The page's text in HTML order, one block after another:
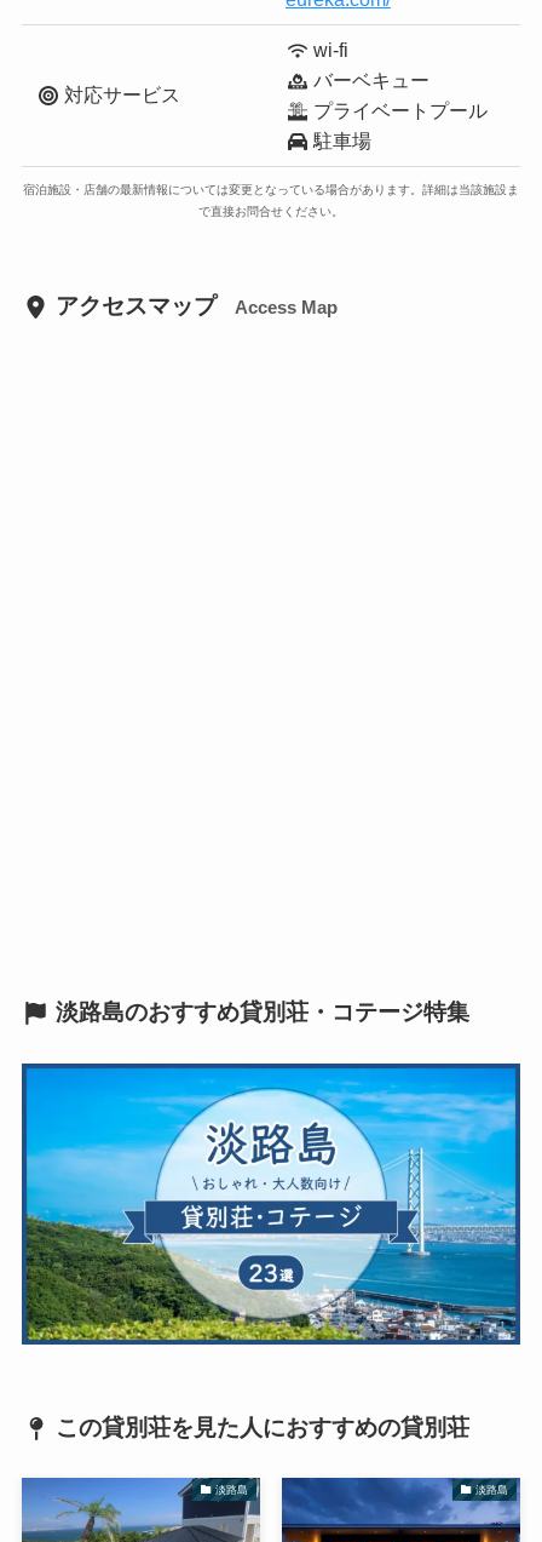
対応サービス
wi-fi
バーベキュー
プライベートプール
駐車場
宿泊施設・店舗の最新情報については変更となっている場合があります。詳細は当該施設ま
で直接お問合せください。
アクセスマップ Access Map
淡路島のおすすめ貸別荘・コテージ特集
この貸別荘を見た人におすすめの貸別荘
淡路島 淡路島